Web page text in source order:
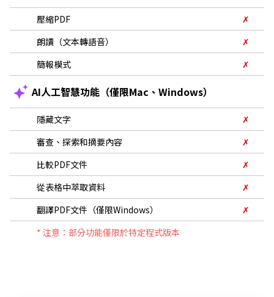
壓縮PDF
✗
朗讀（文本轉語音）
✗
簡報模式
✗
AI人工智慧功能（僅限Mac、Windows）
隱藏文字
✗
審查、探索和摘要內容
✗
比較PDF文件
✗
從表格中萃取資料
✗
翻譯PDF文件（僅限Windows）
✗
* 注意：部分功能僅限於特定程式版本